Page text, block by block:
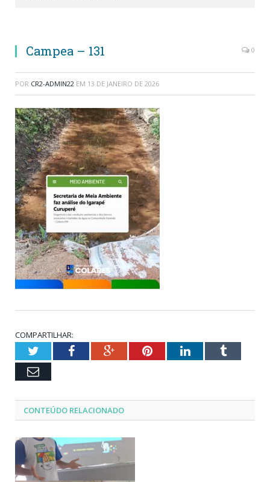
Campea – 131 0
POR CR2-ADMIN22 EM 13 DE JANEIRO DE 2026
COMPARTILHAR:
TwitterFacebookGoogle+PinterestLinkedInTumblr
Email
CONTEÚDO RELACIONADO